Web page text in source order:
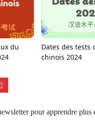
du
Dates des tests
chinois 2024
pour apprendre plus